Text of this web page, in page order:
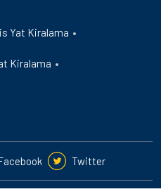
Yat Kiralama
Kiralama
Twitter